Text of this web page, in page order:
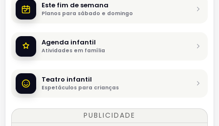
Este fim de semana
Planos para sábado e domingo
Agenda infantil
Atividades em família
Teatro infantil
Espetáculos para crianças
PUBLICIDADE